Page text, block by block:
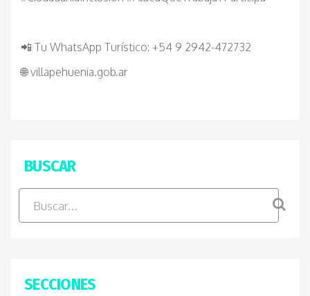
📲 Tu WhatsApp Turístico: +54 9 2942-472732
🌐villapehuenia.gob.ar
BUSCAR
SECCIONES